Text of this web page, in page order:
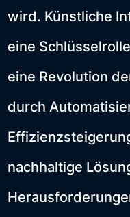
wird. Künstliche
eine
eine Revolution
durch
nachhaltige